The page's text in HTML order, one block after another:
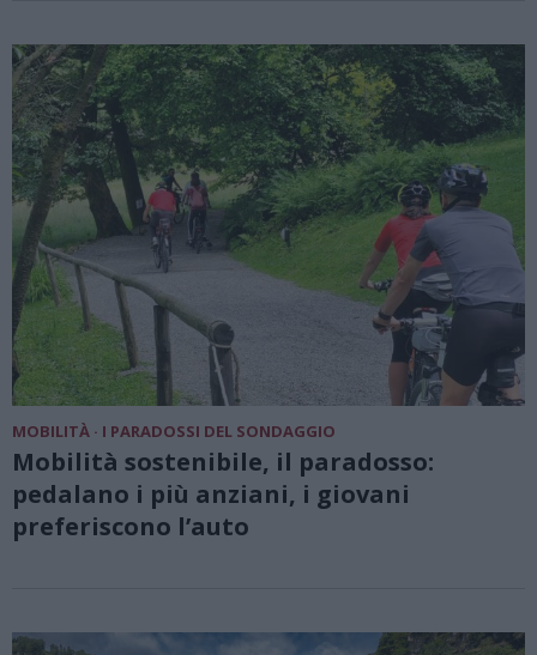
MOBILITÀ · I PARADOSSI DEL SONDAGGIO
Mobilità sostenibile, il paradosso:
pedalano i più anziani, i giovani
preferiscono l’auto